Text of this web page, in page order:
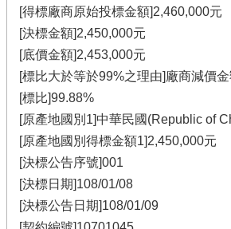
[得標廠商原始投標金額]2,460,000元
[決標金額]2,450,000元
[底價金額]2,453,000元
[標比大於等於99%之理由]廠商減價
[標比]99.88%
[原產地國別1]中華民國(Republic of
[原產地國別得標金額1]2,450,000元
[決標公告序號]001
[決標日期]108/01/08
[決標公告日期]108/01/09